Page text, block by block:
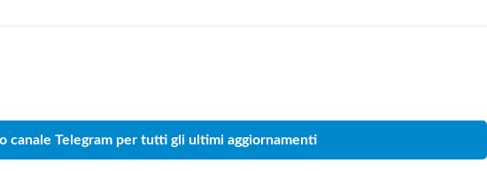
canale Telegram per tutti gli ultimi aggiornamenti